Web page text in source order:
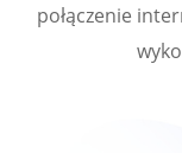
połączenie